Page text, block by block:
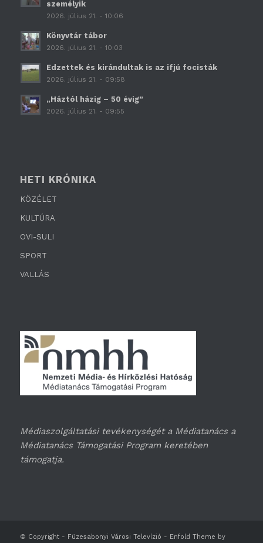
személyik
2026. július 21. - 10:06
Könyvtár tábor
2026. július 21. - 10:03
Edzettek és kirándultak is az ifjú focisták
2026. július 21. - 09:58
„Háztól házig – 50 évig”
2026. július 21. - 09:55
HETI KRÓNIKA
KÖZÉLET
KULTÚRA
OVI-SULI
SPORT
VALLÁS
Médiaszolgáltatási tevékenységét a Médiatanács a
Médiatanács Támogatási Program keretében
támogatja.
© Copyright - Füzesabonyi Városi Televízió - Enfold Theme by